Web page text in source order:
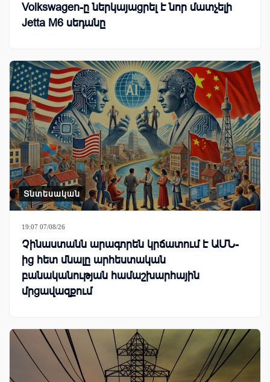
Volkswagen-ը ներկայացրել է նոր մատչելի
Jetta M6 սեդանը
Տնտեսական
19:07 07/08/26
Չինաստանն արագորեն կրճատում է ԱՄՆ-
ից հետ մնալը արհեստական
բանականության համաշխարհային
մրցավազքում